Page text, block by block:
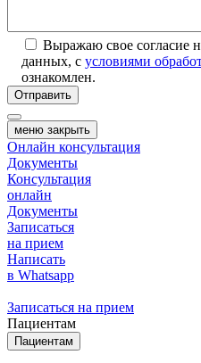
Выражаю свое согласие
данных, с условиями
ознакомлен.
Отправить
меню закрыть
Онлайн консультация
Документы
Консультация
онлайн
Документы
Записаться
на прием
Написать
в Whatsapp
Записаться на прием
Пациентам
Пациентам